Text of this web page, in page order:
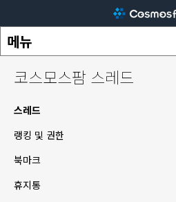
코스모스팜 스레드
스레드
랭킹 및 권한
북마크
휴지통